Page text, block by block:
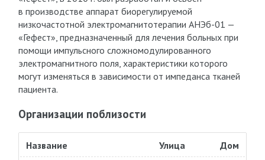
в производстве аппарат биорегулируемой
низкочастотной электромагнитотерапии АНЭб-01 —
«Гефест», предназначенный для лечения больных при
помощи импульсного сложномодулированного
электромагнитного поля, характеристики которого
могут изменяться в зависимости от импеданса тканей
пациента.
Организации поблизости
Название Улица Дом